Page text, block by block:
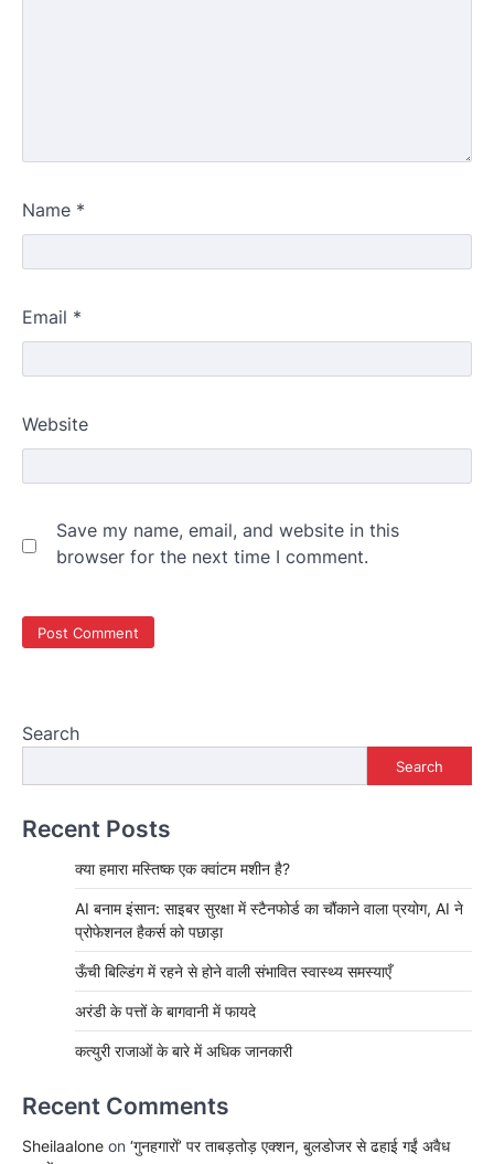
Name *
Email *
Website
Save my name, email, and website in this
browser for the next time I comment.
Search
Search
Recent Posts
क्या हमारा मस्तिष्क एक क्वांटम मशीन है?
AI बनाम इंसान: साइबर सुरक्षा में स्टैनफोर्ड का चौंकाने वाला प्रयोग, AI ने
प्रोफेशनल हैकर्स को पछाड़ा
ऊँची बिल्डिंग में रहने से होने वाली संभावित स्वास्थ्य समस्याएँ
अरंडी के पत्तों के बागवानी में फायदे
कत्युरी राजाओं के बारे में अधिक जानकारी
Recent Comments
Sheilaalone on ‘गुनहगारों’ पर ताबड़तोड़ एक्शन, बुलडोजर से ढहाई गईं अवैध